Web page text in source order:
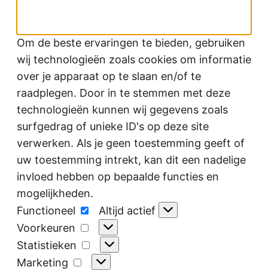
Om de beste ervaringen te bieden, gebruiken
wij technologieën zoals cookies om informatie
over je apparaat op te slaan en/of te
raadplegen. Door in te stemmen met deze
technologieën kunnen wij gegevens zoals
surfgedrag of unieke ID's op deze site
verwerken. Als je geen toestemming geeft of
uw toestemming intrekt, kan dit een nadelige
invloed hebben op bepaalde functies en
mogelijkheden.
Functioneel
Functioneel
Altijd actief
Voorkeuren
Voorkeuren
Statistieken
Statistieken
Marketing
Marketing